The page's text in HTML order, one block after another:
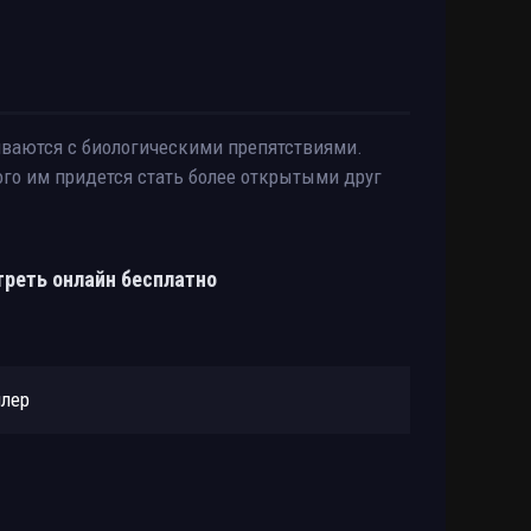
с биологическими препятствиями.
им придется стать более открытыми друг
онлайн бесплатно